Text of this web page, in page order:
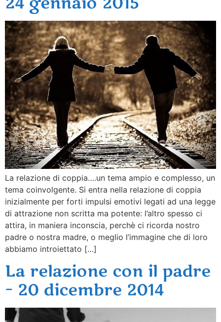
La relazione di coppia….un tema ampio e complesso, un
tema coinvolgente. Si entra nella relazione di coppia
inizialmente per forti impulsi emotivi legati ad una legge
di attrazione non scritta ma potente: l’altro spesso ci
attira, in maniera inconscia, perchè ci ricorda nostro
padre o nostra madre, o meglio l’immagine che di loro
abbiamo introiettato […]
La relazione con il padre
– 20 dicembre 2014